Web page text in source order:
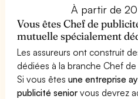
À partir de
Vous êtes Chef de
mutuelle spécialement
Les assureurs ont construit
dédiées à la branche Chef
Si vous êtesune entreprise
publicité senior vous devrez